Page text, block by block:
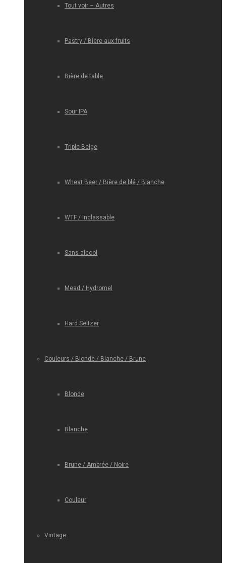
Tout voir – Autres
Pastry / Bière aux fruits
Bière de table
Sour IPA
Triple Belge
Wheat Beer / Bière de blé / Blanche
WTF / Inclassable
Sans alcool
Mead / Hydromel
Hard Seltzer
Couleurs / Blonde / Blanche / Brune
Blonde
Blanche
Brune / Ambrée / Noire
Couleur
Vintage